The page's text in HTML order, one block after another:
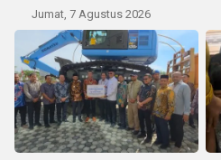
Jumat, 7 Agustus 2026